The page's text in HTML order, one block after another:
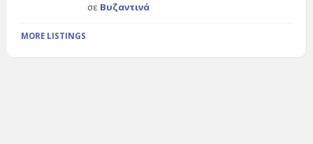
σε Βυζαντινά
MORE LISTINGS